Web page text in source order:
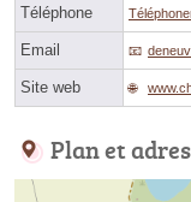
Téléphone
Email
Site web
Plan et